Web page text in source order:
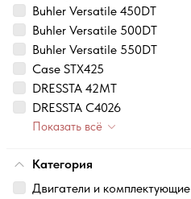
Buhler Versatile 450DT
Buhler Versatile 500DT
Buhler Versatile 550DT
Case STX425
DRESSTA 42MT
DRESSTA C4026
Показать всё
Категория
Двигатели и комплектующие